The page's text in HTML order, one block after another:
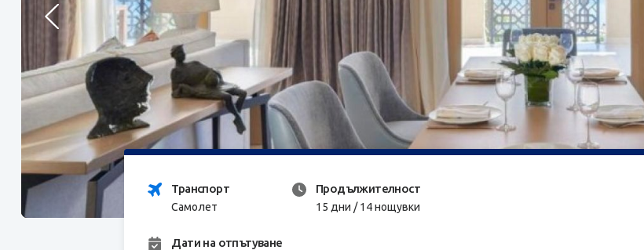
Транспорт
Самолет
Продължителност
15 дни / 14 нощувки
Дати на отпътуване